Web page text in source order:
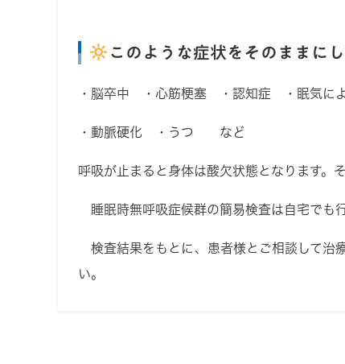
このような症状をそのままに
・脳卒中 ・心筋梗塞 ・認知症 ・眠気に
・動脈硬化 ・うつ など
呼吸が止まると身体は酸欠状態となります。
睡眠時無呼吸症候群の簡易検査は自宅でも
検査結果をもとに、患者様とご相談して治
い。